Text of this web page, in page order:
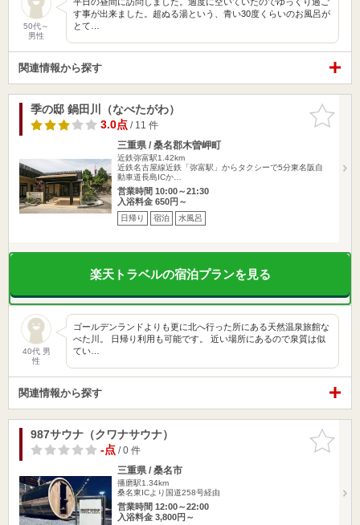
50代～
男性
す事が出来ました。超ぬる湯という、青い30度くらいのお風呂が
とて…
関連情報から探す
お気に入
りに追加
季の邸 鍋田川（なべたがわ）
3.0点/ 11 件
三重県 / 桑名郡木曽岬町
近鉄弥富駅1.42km
近鉄名古屋線近鉄「弥富駅」からタクシーで5分東名阪自
動車道長島ICか…
営業時間 10:00～21:30
入浴料金 650円～
日帰り 宿泊 水風呂
楽天トラベルの宿泊プランを見る
40代 男
性
ゴールデンランドよりも更に北へ行った所にある天然温泉旅館な
べた川。 日帰り利用も可能です。 近い場所にあるので泉質は似
てい…
関連情報から探す
お気に入
りに追加
987サウナ（クワナサウナ）
-点/ 0 件
三重県 / 桑名市
播磨駅1.34km
桑名東ICより国道258号経由
営業時間 12:00～22:00
入浴料金 3,800円～